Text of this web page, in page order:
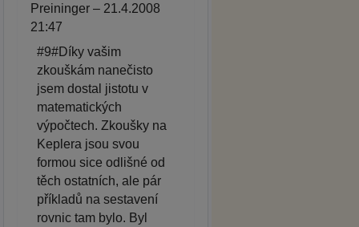
Preininger – 21.4.2008
21:47
#9#Díky vašim
zkouškám nanečisto
jsem dostal jistotu v
matematických
výpočtech. Zkoušky na
Keplera jsou svou
formou sice odlišné od
těch ostatních, ale pár
příkladů na sestavení
rovnic tam bylo. Byl